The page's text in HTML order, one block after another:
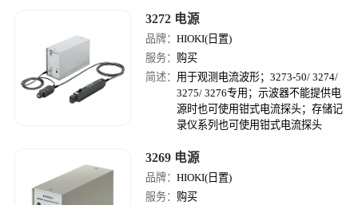
3272 电源
品牌：HIOKI(日置)
服务： 购买
简述： 用于观测电流波形；3273-50/ 3274/
3275/ 3276专用；示波器不能提供电
源时也可使用钳式电流探头；存储记
录仪系列也可使用钳式电流探头
3269 电源
品牌：HIOKI(日置)
服务： 购买